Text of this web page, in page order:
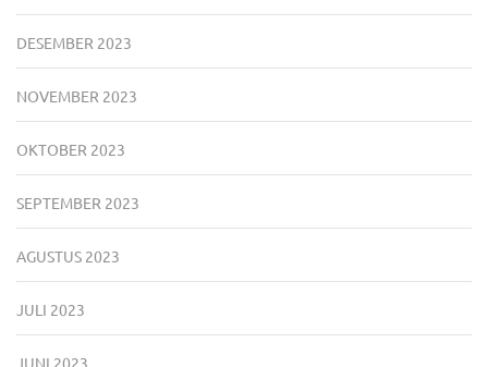
DESEMBER 2023
NOVEMBER 2023
OKTOBER 2023
SEPTEMBER 2023
AGUSTUS 2023
JULI 2023
JUNI 2023